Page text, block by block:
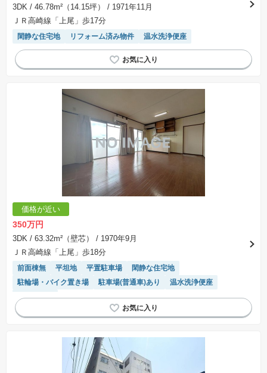
※取引にかかる費用：物件の契約手続き、決済、引き渡し時にかかる費用を表示しています。
不動産会社によって表記有無が異なるため、ご自身で十分な確認をしていただくようにお願い
いたします。
場合があります。
3DK / 46.78m²（14.15坪）
/ 1971年11月
ＪＲ高崎線「上尾」歩17分
閑静な住宅地 リフォーム済み物件 温水洗浄便座
価格が近い
350万円
3DK / 63.32m²（壁芯）
/ 1970年9月
ＪＲ高崎線「上尾」歩18分
前面棟無 平坦地 平置駐車場
閑静な住宅地
駐輪場・バイク置き場
駐車場(普通車)あり
温水洗浄便座
陽当り良好